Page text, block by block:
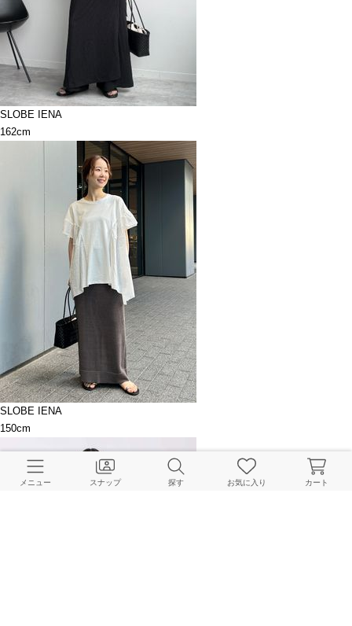
SLOBE IENA
162cm
SLOBE IENA
150cm
メニュー スナップ 探す お気に入り カート